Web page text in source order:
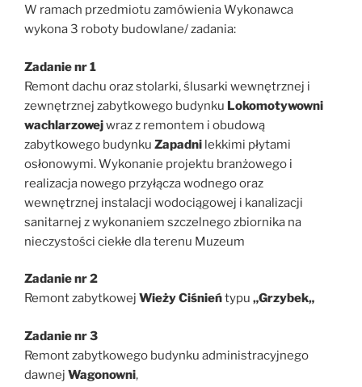
W ramach przedmiotu zamówienia Wykonawca
wykona 3 roboty budowlane/ zadania:
Zadanie nr 1
Remont dachu oraz stolarki, ślusarki wewnętrznej i
zewnętrznej zabytkowego budynku Lokomotywowni
wachlarzowejwraz z remontem i obudową
zabytkowego budynku Zapadni lekkimi płytami
osłonowymi. Wykonanie projektu branżowego i
realizacja nowego przyłącza wodnego oraz
wewnętrznej instalacji wodociągowej i kanalizacji
sanitarnej z wykonaniem szczelnego zbiornika na
nieczystości ciekłe dla terenu Muzeum
Zadanie nr 2
Remont zabytkowej Wieży Ciśnieńtypu „Grzybek„
Zadanie nr 3
Remont zabytkowego budynku administracyjnego
dawnej Wagonowni,